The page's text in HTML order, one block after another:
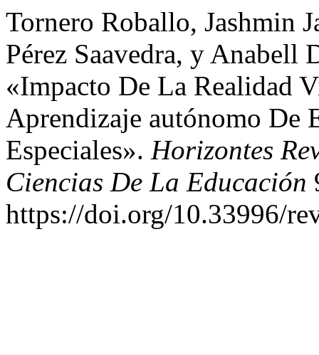
Tornero Roballo, Jashmin
Pérez Saavedra, y Anabell
«Impacto De La Realidad
Aprendizaje autónomo De
Especiales». Horizontes
Ciencias De La Educación
https://doi.org/10.33996/